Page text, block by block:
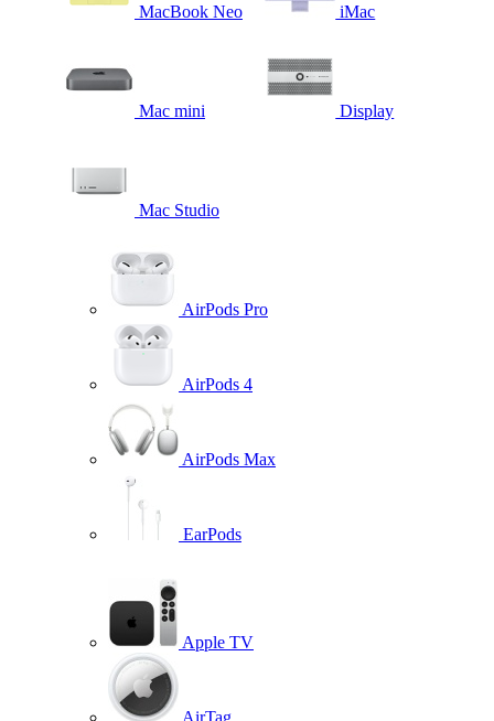
MacBook Neo iMac
Mac mini Display
Mac Studio
AirPods Pro
AirPods 4
AirPods Max
EarPods
Apple TV